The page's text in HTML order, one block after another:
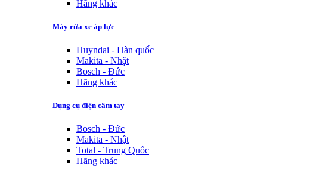
Hãng khác
Máy rửa xe áp lực
Huyndai - Hàn quốc
Makita - Nhật
Bosch - Đức
Hãng khác
Dụng cụ điện cầm tay
Bosch - Đức
Makita - Nhật
Total - Trung Quốc
Hãng khác